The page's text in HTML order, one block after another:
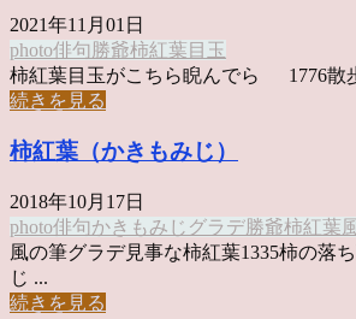
2021年11月01日
photo俳句 勝爺柿紅葉 目玉
柿紅葉目玉がこちら睨んでら 1776散
続きを見る
柿紅葉（かきもみじ）
2018年10月17日
photo俳句かきもみじ グラデ勝爺柿紅葉
風の筆グラデ見事な柿紅葉1335柿の落
じ ...
続きを見る